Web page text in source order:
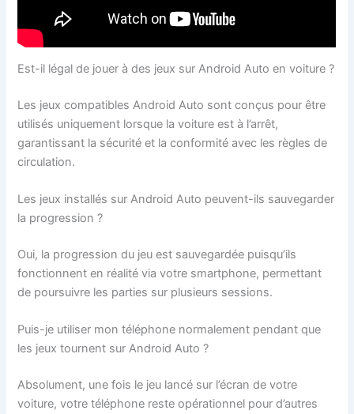
Est-il légal de jouer à des jeux sur Android Auto en voiture ?
Les jeux compatibles Android Auto sont conçus pour être
utilisés uniquement lorsque la voiture est à l’arrêt,
garantissant la sécurité et la conformité avec les règles de
circulation.
Les jeux installés sur Android Auto peuvent-ils sauvegarder
la progression ?
Oui, la progression du jeu est sauvegardée puisqu’ils
fonctionnent en réalité via votre smartphone, permettant
de poursuivre les parties sur plusieurs sessions.
Puis-je utiliser mon téléphone normalement pendant que
les jeux tournent sur Android Auto ?
Absolument, une fois le jeu lancé sur l’écran de votre
voiture, votre téléphone reste opérationnel pour d’autres